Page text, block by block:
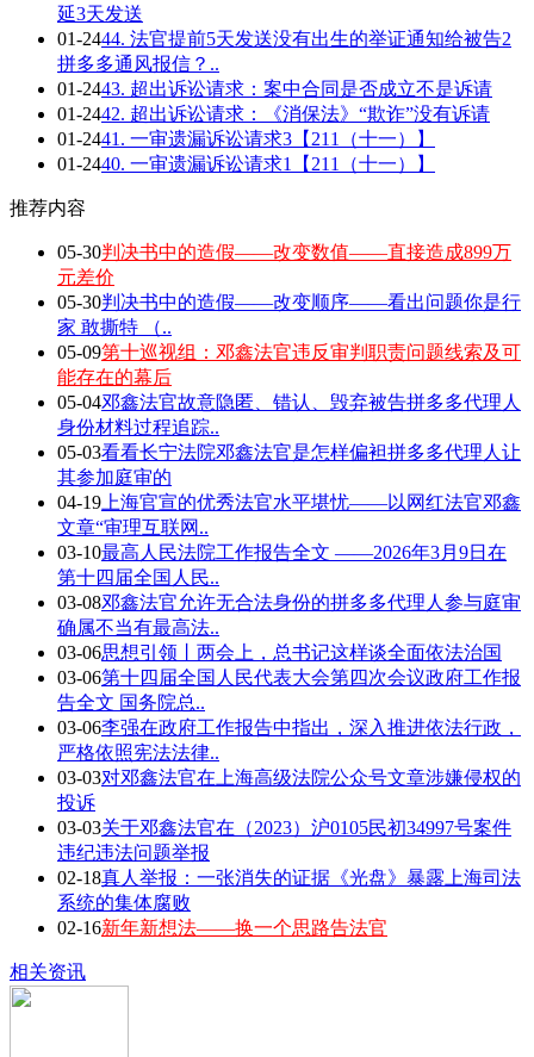
延3天发送
01-2444. 法官提前5天发送没有出生的举证通知给被告2
拼多多通风报信？..
01-2443. 超出诉讼请求：案中合同是否成立不是诉请
01-2442. 超出诉讼请求：《消保法》“欺诈”没有诉请
01-2441. 一审遗漏诉讼请求3【211（十一）】
01-2440. 一审遗漏诉讼请求1【211（十一）】
推荐内容
05-30判决书中的造假——改变数值——直接造成899万
元差价
05-30判决书中的造假——改变顺序——看出问题你是行
家 敢撕特 （..
05-09第十巡视组：邓鑫法官违反审判职责问题线索及可
能存在的幕后
05-04邓鑫法官故意隐匿、错认、毁弃被告拼多多代理人
身份材料过程追踪..
05-03看看长宁法院邓鑫法官是怎样偏袒拼多多代理人让
其参加庭审的
04-19 上海官宣的优秀法官水平堪忧——以网红法官邓鑫
文章“审理互联网..
03-10最高人民法院工作报告全文 ——2026年3月9日在
第十四届全国人民..
03-08邓鑫法官允许无合法身份的拼多多代理人参与庭审
确属不当有最高法..
03-06思想引领丨两会上，总书记这样谈全面依法治国
03-06第十四届全国人民代表大会第四次会议政府工作报
告全文 国务院总..
03-06李强在政府工作报告中指出，深入推进依法行政，
严格依照宪法法律..
03-03对邓鑫法官在上海高级法院公众号文章涉嫌侵权的
投诉
03-03关于邓鑫法官在（2023）沪0105民初34997号案件
违纪违法问题举报
02-18真人举报：一张消失的证据《光盘》暴露上海司法
系统的集体腐败
02-16新年新想法——换一个思路告法官
相关资讯